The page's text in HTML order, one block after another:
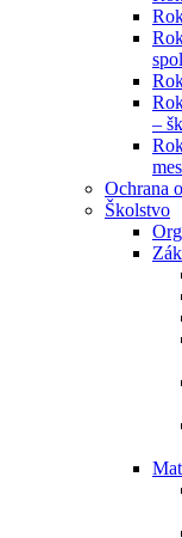
–
Ochrana
Školstvo